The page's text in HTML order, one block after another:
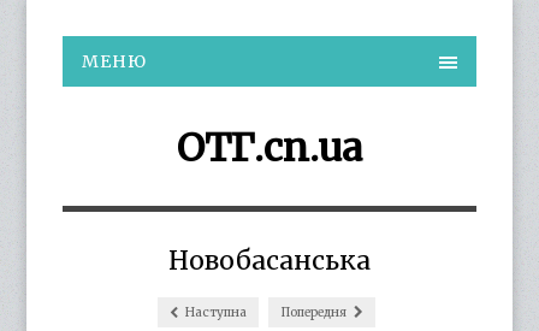
МЕНЮ
ОТГ.cn.ua
Новобасанська
Наступна Попередня